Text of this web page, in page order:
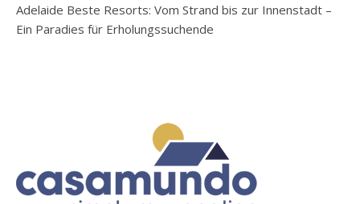
Adelaide Beste Resorts: Vom Strand bis zur Innenstadt –
Ein Paradies für Erholungssuchende